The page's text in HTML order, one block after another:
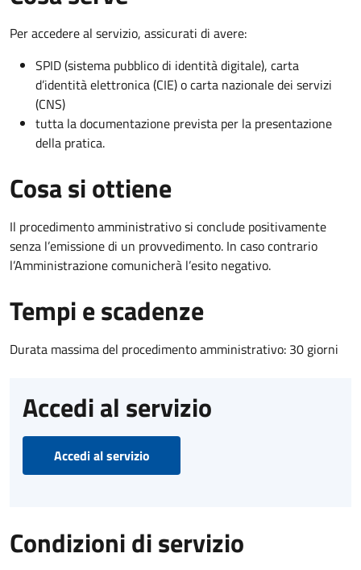
Per accedere al servizio, assicurati di avere:
SPID (sistema pubblico di identità digitale), carta
d’identità elettronica (CIE) o carta nazionale dei servizi
(CNS)
tutta la documentazione prevista per la presentazione
della pratica.
Cosa si ottiene
Il procedimento amministrativo si conclude positivamente
senza l’emissione di un provvedimento. In caso contrario
l’Amministrazione comunicherà l’esito negativo.
Tempi e scadenze
Durata massima del procedimento amministrativo: 30 giorni
Accedi al servizio
Accedi al servizio
Condizioni di servizio